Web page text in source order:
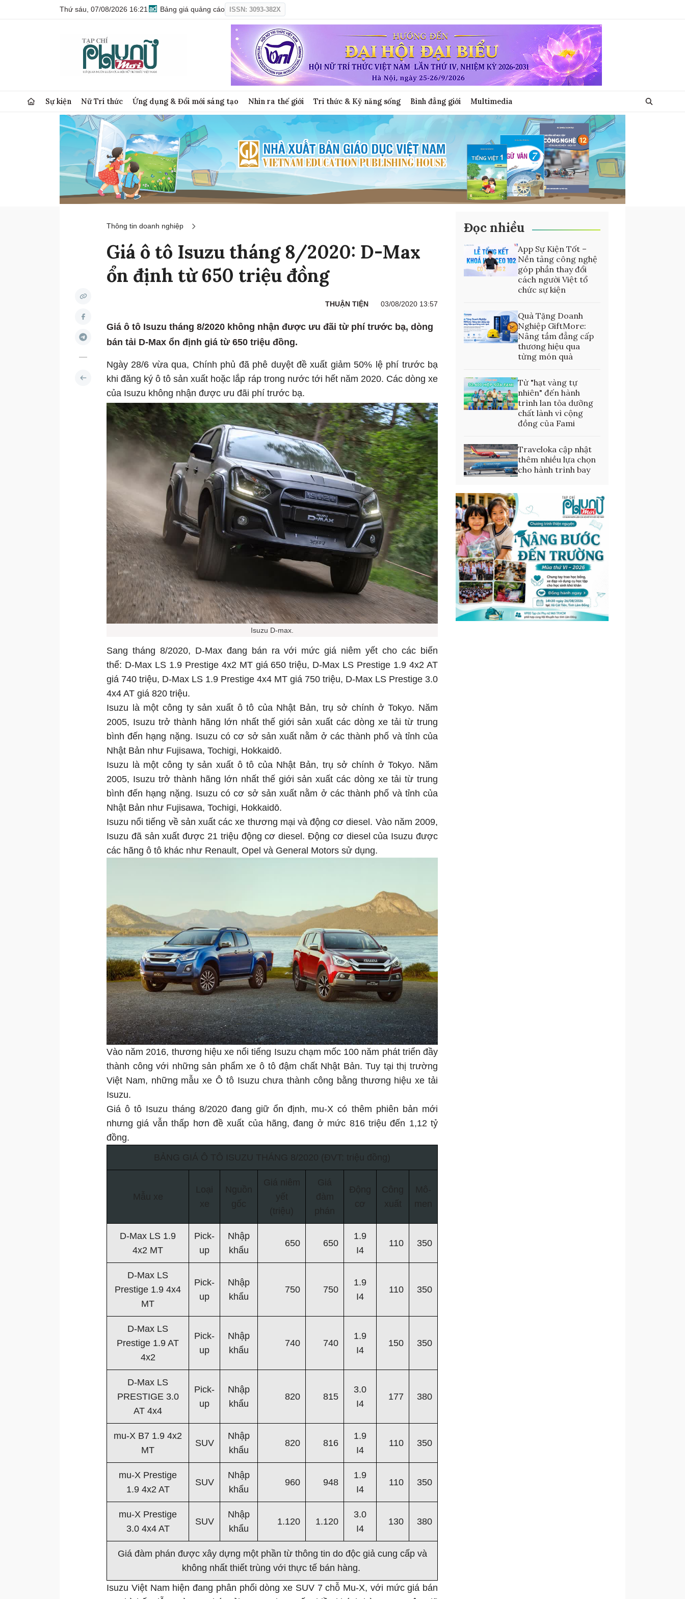
Thứ sáu, 07/08/2026 16:21 Bảng giá quảng cáo ISSN: 3093-382X
Sự kiện Nữ Trí thức Ứng dụng & Đổi mới sáng tạo Nhìn ra thế giới Tri thức & Kỹ năng sống Bình đẳng giới Multimedia
Thông tin doanh nghiệp
Giá ô tô Isuzu tháng 8/2020: D-Max
ổn định từ 650 triệu đồng
THUẬN TIỆN 03/08/2020 13:57
Giá ô tô Isuzu tháng 8/2020 không nhận được ưu đãi từ phí trước bạ, dòng
bán tải D-Max ổn định giá từ 650 triệu đồng.
Ngày 28/6 vừa qua, Chính phủ đã phê duyệt đề xuất giảm 50% lệ phí trước bạ
khi đăng ký ô tô sản xuất hoặc lắp ráp trong nước tới hết năm 2020. Các dòng xe
của Isuzu không nhận được ưu đãi phí trước bạ.
Isuzu D-max.
Sang tháng 8/2020, D-Max đang bán ra với mức giá niêm yết cho các biến
thể: D-Max LS 1.9 Prestige 4x2 MT giá 650 triệu, D-Max LS Prestige 1.9 4x2 AT
giá 740 triệu, D-Max LS 1.9 Prestige 4x4 MT giá 750 triệu, D-Max LS Prestige 3.0
4x4 AT giá 820 triệu.
Isuzu là một công ty sản xuất ô tô của Nhật Bản, trụ sở chính ở Tokyo. Năm
2005, Isuzu trở thành hãng lớn nhất thế giới sản xuất các dòng xe tải từ trung
bình đến hạng nặng. Isuzu có cơ sở sản xuất nằm ở các thành phố và tỉnh của
Nhật Bản như Fujisawa, Tochigi, Hokkaidō.
Isuzu là một công ty sản xuất ô tô của Nhật Bản, trụ sở chính ở Tokyo. Năm
2005, Isuzu trở thành hãng lớn nhất thế giới sản xuất các dòng xe tải từ trung
bình đến hạng nặng. Isuzu có cơ sở sản xuất nằm ở các thành phố và tỉnh của
Nhật Bản như Fujisawa, Tochigi, Hokkaidō.
Isuzu nổi tiếng về sản xuất các xe thương mại và động cơ diesel. Vào năm 2009,
Isuzu đã sản xuất được 21 triệu động cơ diesel. Động cơ diesel của Isuzu được
các hãng ô tô khác như Renault, Opel và General Motors sử dụng.
Vào năm 2016, thương hiệu xe nổi tiếng Isuzu chạm mốc 100 năm phát triển đầy
thành công với những sản phẩm xe ô tô đậm chất Nhật Bản. Tuy tại thị trường
Việt Nam, những mẫu xe Ô tô Isuzu chưa thành công bằng thương hiệu xe tải
Isuzu.
Giá ô tô Isuzu tháng 8/2020 đang giữ ổn định, mu-X có thêm phiên bản mới
nhưng giá vẫn thấp hơn đề xuất của hãng, đang ở mức 816 triệu đến 1,12 tỷ
đồng.
D-Max LS 1.9
4x2 MT
Pick-
up
Nhập
khẩu
650 650
1.9
I4
110 350
D-Max LS
Prestige 1.9 4x4
MT
Pick-
up
Nhập
khẩu
750 750
1.9
I4
110 350
D-Max LS
Prestige 1.9 AT
4x2
Pick-
up
Nhập
khẩu
740 740
1.9
I4
150 350
D-Max LS
PRESTIGE 3.0
AT 4x4
Pick-
up
Nhập
khẩu
820 815
3.0
I4
177 380
mu-X B7 1.9 4x2
MT
SUV
Nhập
khẩu
820 816
1.9
I4
110 350
mu-X Prestige
1.9 4x2 AT
SUV
Nhập
khẩu
960 948
1.9
I4
110 350
mu-X Prestige
3.0 4x4 AT
SUV
Nhập
khẩu
1.120 1.120
3.0
I4
130 380
Giá đàm phán được xây dựng một phần từ thông tin do độc giả cung cấp và
không nhất thiết trùng với thực tế bán hàng.
Isuzu Việt Nam hiện đang phân phối dòng xe SUV 7 chỗ Mu-X, với mức giá bán
Đọc nhiều
App Sự Kiện Tốt –
Nền tảng công nghệ
góp phần thay đổi
cách người Việt tổ
chức sự kiện
Quà Tặng Doanh
Nghiệp GiftMore:
Nâng tầm đẳng cấp
thương hiệu qua
từng món quà
Từ "hạt vàng tự
nhiên" đến hành
trình lan tỏa dưỡng
chất lành vì cộng
đồng của Fami
Traveloka cập nhật
thêm nhiều lựa chọn
cho hành trình bay